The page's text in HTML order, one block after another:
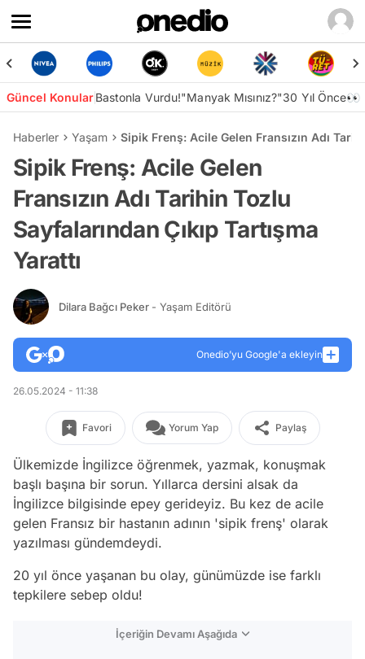
Güncel KonularBastonla Vurdu!"Manyak Mısınız?"30 Yıl Önce👀
Haberler Yaşam Sipik Frenş: Acile Gelen Fransızın Adı
Sipik Frenş: Acile Gelen
Fransızın Adı Tarihin Tozlu
Sayfalarından Çıkıp Tartışma
Yarattı
Dilara Bağcı Peker - Yaşam Editörü
Onedio’yu Google'a ekleyin
26.05.2024 - 11:38
Favori Yorum Yap Paylaş
Ülkemizde İngilizce öğrenmek, yazmak, konuşmak
başlı başına bir sorun. Yıllarca dersini alsak da
İngilizce bilgisinde epey gerideyiz. Bu kez de acile
gelen Fransız bir hastanın adının 'sipik frenş' olarak
yazılması gündemdeydi.
20 yıl önce yaşanan bu olay, günümüzde ise farklı
tepkilere sebep oldu!
İçeriğin Devamı Aşağıda